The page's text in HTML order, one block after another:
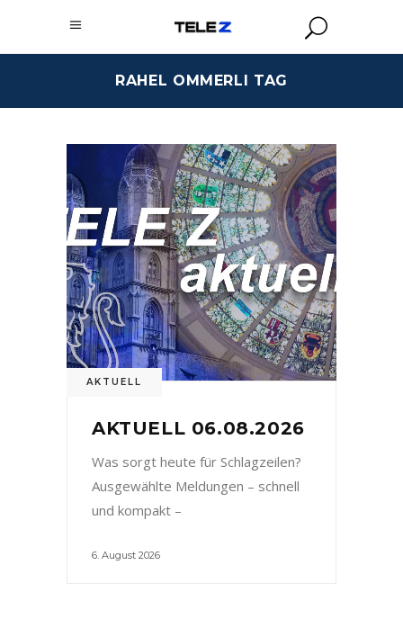
RAHEL OMMERLI TAG
AKTUELL
AKTUELL 06.08.2026
Was sorgt heute für Schlagzeilen?
Ausgewählte Meldungen – schnell
und kompakt –
6. August 2026